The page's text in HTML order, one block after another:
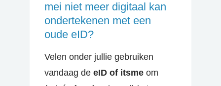
mei niet meer digitaal kan
ondertekenen met een
oude eID?
Velen onder jullie gebruiken
vandaag de eID of itsmeom